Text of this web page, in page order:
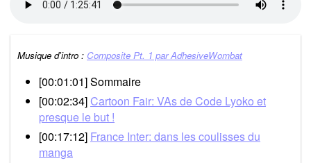
Musique d'intro : Composite Pt. 1 par AdhesiveWombat
[00:01:01] Sommaire
[00:02:34] Cartoon Fair: VAs de Code Lyoko et
presque le but !
[00:17:12] France Inter: dans les coulisses du
manga